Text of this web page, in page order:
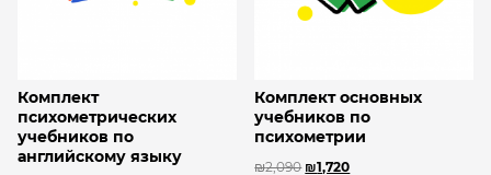
Комплект
психометрических
учебников по
английскому языку
Комплект основных
учебников по
психометрии
₪2,090 ₪1,720